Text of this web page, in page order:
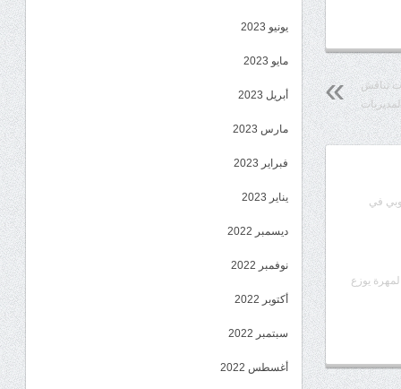
تناقش
في
يوزع
يونيو 2023
مايو 2023
أبريل 2023
مارس 2023
فبراير 2023
يناير 2023
ديسمبر 2022
نوفمبر 2022
أكتوبر 2022
سبتمبر 2022
أغسطس 2022